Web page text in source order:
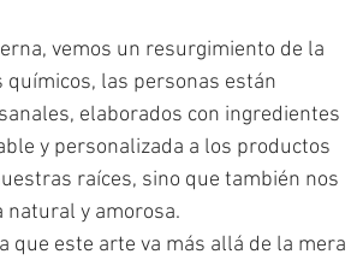
vemos un resurgimiento de la
las personas están
elaborados con ingredientes
y personalizada a los productos
raíces, sino que también nos
y amorosa.
que este arte va más allá de la mera